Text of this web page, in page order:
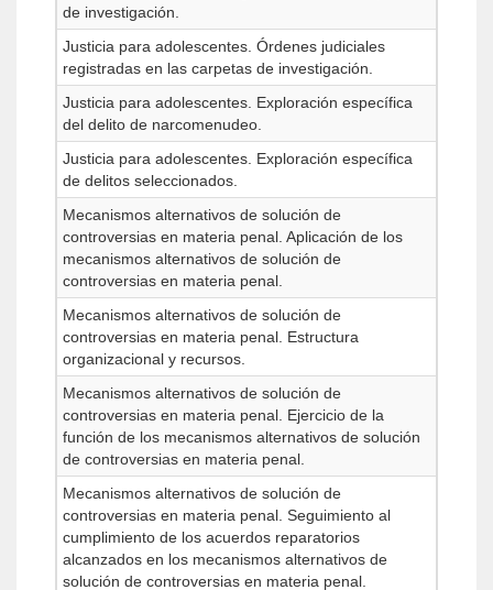
de investigación.
Justicia para adolescentes. Órdenes judiciales
registradas en las carpetas de investigación.
Justicia para adolescentes. Exploración específica
del delito de narcomenudeo.
Justicia para adolescentes. Exploración específica
de delitos seleccionados.
Mecanismos alternativos de solución de
controversias en materia penal. Aplicación de los
mecanismos alternativos de solución de
controversias en materia penal.
Mecanismos alternativos de solución de
controversias en materia penal. Estructura
organizacional y recursos.
Mecanismos alternativos de solución de
controversias en materia penal. Ejercicio de la
función de los mecanismos alternativos de solución
de controversias en materia penal.
Mecanismos alternativos de solución de
controversias en materia penal. Seguimiento al
cumplimiento de los acuerdos reparatorios
alcanzados en los mecanismos alternativos de
solución de controversias en materia penal.